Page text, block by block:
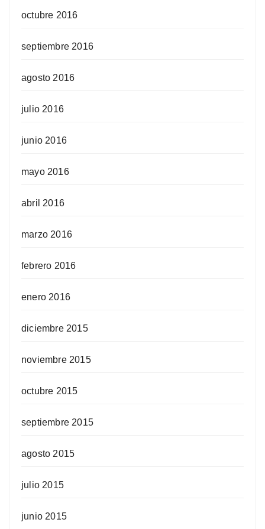
octubre 2016
septiembre 2016
agosto 2016
julio 2016
junio 2016
mayo 2016
abril 2016
marzo 2016
febrero 2016
enero 2016
diciembre 2015
noviembre 2015
octubre 2015
septiembre 2015
agosto 2015
julio 2015
junio 2015